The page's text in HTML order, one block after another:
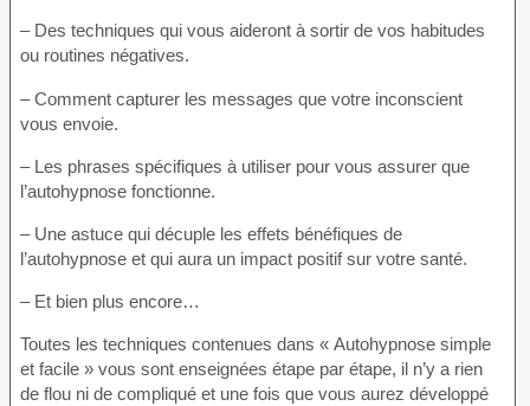
– Des techniques qui vous aideront à sortir de vos habitudes
ou routines négatives.
– Comment capturer les messages que votre inconscient
vous envoie.
– Les phrases spécifiques à utiliser pour vous assurer que
l’autohypnose fonctionne.
– Une astuce qui décuple les effets bénéfiques de
l’autohypnose et qui aura un impact positif sur votre santé.
– Et bien plus encore…
Toutes les techniques contenues dans « Autohypnose simple
et facile » vous sont enseignées étape par étape, il n’y a rien
de flou ni de compliqué et une fois que vous aurez développé